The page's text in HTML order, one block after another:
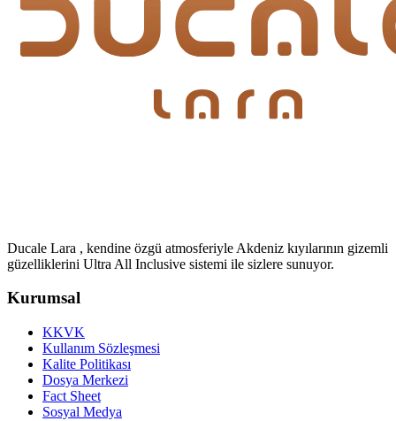
Ducale Lara , kendine özgü atmosferiyle Akdeniz kıyılarının gizemli
güzelliklerini Ultra All Inclusive sistemi ile sizlere sunuyor.
Kurumsal
KKVK
Kullanım Sözleşmesi
Kalite Politikası
Dosya Merkezi
Fact Sheet
Sosyal Medya